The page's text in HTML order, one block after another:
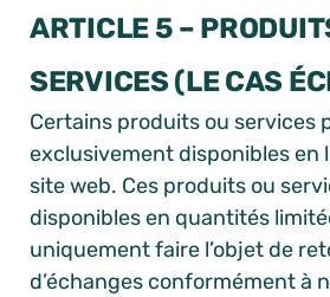
ARTICLE 5 –
SERVICES (LE CAS
Certains produits ou services
exclusivement disponibles en
site web. Ces produits ou
disponibles en quantités
uniquement faire l’objet de
d’échanges conformément à